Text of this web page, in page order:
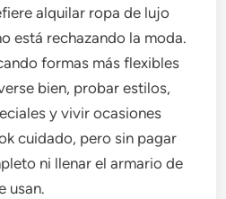
alquilar ropa de lujo
está rechazando la moda.
formas más flexibles
bien, probar estilos,
y vivir ocasiones
cuidado, pero sin pagar
ni llenar el armario de
usan.